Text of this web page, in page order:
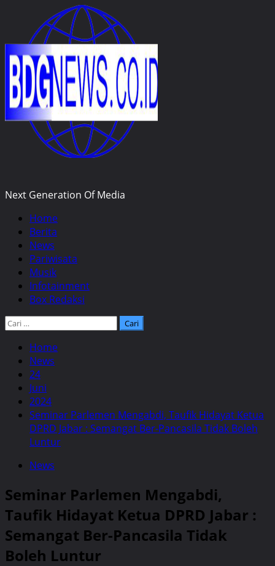
content
Next Generation Of Media
Primary
Menu
Home
Berita
News
Pariwisata
Musik
Infotainment
Box Redaksi
Cari
Home
News
24
Juni
2024
Seminar Parlemen Mengabdi, Taufik Hidayat Ketua
DPRD Jabar : Semangat Ber-Pancasila Tidak Boleh
Luntur
News
Seminar Parlemen Mengabdi,
Taufik Hidayat Ketua DPRD Jabar :
Semangat Ber-Pancasila Tidak
Boleh Luntur